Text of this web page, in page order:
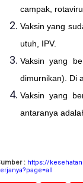
campak,
Vaksin yang
utuh, IPV.
Vaksin yang
dimurnikan). Di
Vaksin yang
antaranya
: https://